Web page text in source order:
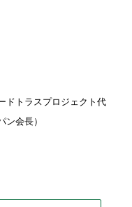
ドトラスプロジェクト代
会長）